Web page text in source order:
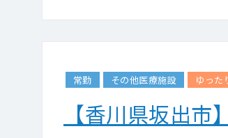
常勤 その他医療施設 ゆった
【香川県坂出